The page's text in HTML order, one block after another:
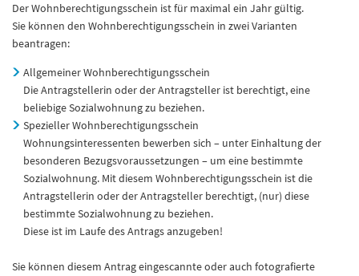
Der Wohnberechtigungsschein ist für maximal ein Jahr gültig.
Sie können den Wohnberechtigungsschein in zwei Varianten
beantragen:
Allgemeiner Wohnberechtigungsschein
Die Antragstellerin oder der Antragsteller ist berechtigt, eine
beliebige Sozialwohnung zu beziehen.
Spezieller Wohnberechtigungsschein
Wohnungsinteressenten bewerben sich – unter Einhaltung der
besonderen Bezugsvoraussetzungen – um eine bestimmte
Sozialwohnung. Mit diesem Wohnberechtigungsschein ist die
Antragstellerin oder der Antragsteller berechtigt, (nur) diese
bestimmte Sozialwohnung zu beziehen.
Diese ist im Laufe des Antrags anzugeben!
Sie können diesem Antrag eingescannte oder auch fotografierte